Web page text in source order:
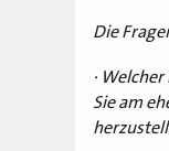
Die
·
Sie am